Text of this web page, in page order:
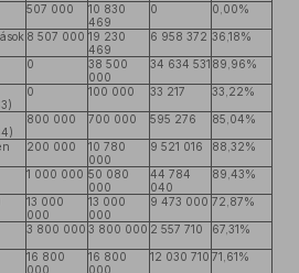
507 000
10 830
469
0 0,00%
8 507 000 19 230
469
6 958 372 36,18%
0
38 500
000
34 634 531 89,96%
0 100 000 33 217 33,22%
800 000 700 000 595 276 85,04%
200 000
10 780
000
9 521 016 88,32%
1 000 000 50 080
000
44 784
040
89,43%
13 000
000
13 000
000
9 473 000 72,87%
3 800 000 3 800 000 2 557 710 67,31%
16 800
000
16 800
000
12 030 710 71,61%